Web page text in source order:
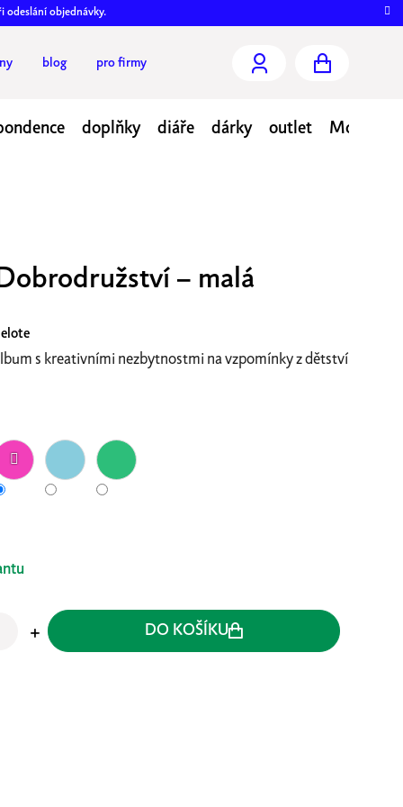
odeslání objednávky.
blog pro firmy
KOŠÍK
doplňky diáře dárky outlet Moje
– malá
s kreativními nezbytnostmi na vzpomínky z dětství
DO KOŠÍKU